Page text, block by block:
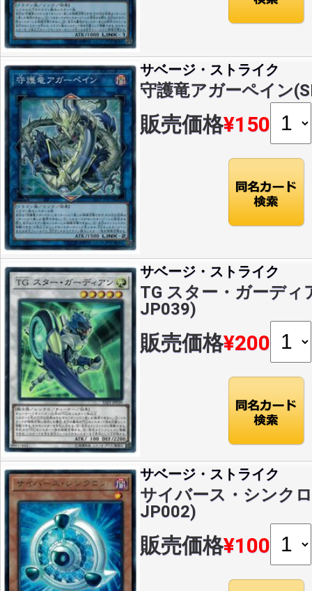
サベージ・ストライク
守護竜アガーペイン
販売価格¥150
サベージ・ストライク
TG スター・ガーディ
JP039)
販売価格¥200
サベージ・ストライク
サイバース・シンク
JP002)
販売価格¥100